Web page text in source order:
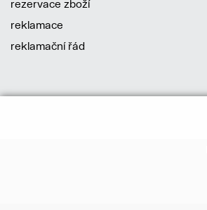
rezervace zboží
reklamace
reklamační řád